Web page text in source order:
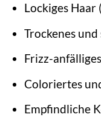
Lockiges Haar
Trockenes
Frizz-
Coloriertes
Empfindliche